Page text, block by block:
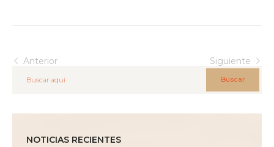
Anterior Siguiente
Buscar
NOTICIAS RECIENTES